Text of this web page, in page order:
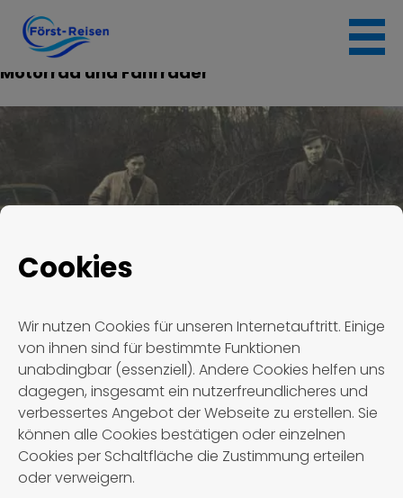
Skip
content
Eröffnung einer Reparaturwerkstatt für Auto,
Motorrad und Fahrräder
Först – Reisen OHG
Omnibusbetrieb und Reisebüro
Cookies
Wir nutzen Cookies für unseren Internetauftritt. Einige
von ihnen sind für bestimmte Funktionen
unabdingbar (essenziell). Andere Cookies helfen uns
dagegen, insgesamt ein nutzerfreundlicheres und
verbessertes Angebot der Webseite zu erstellen. Sie
können alle Cookies bestätigen oder einzelnen
Cookies per Schaltfläche die Zustimmung erteilen
oder verweigern.